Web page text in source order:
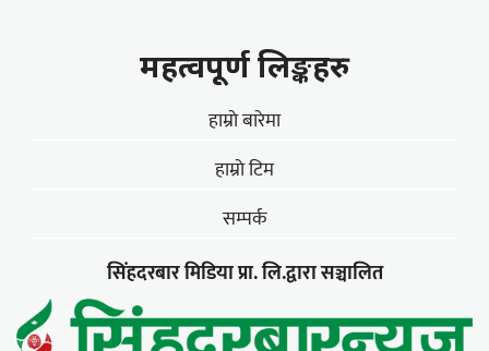
महत्वपूर्ण लिङ्कहरु
हाम्राे बारेमा
हाम्राे टिम
सम्पर्क
सिंहदरबार मिडिया प्रा. लि.द्वारा सञ्चालित